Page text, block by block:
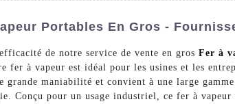
Portables En Gros -
de notre service de vente en gros Fer à
à vapeur est idéal pour les usines et les
maniabilité et convient à une large
Conçu pour un usage industriel, ce fer à